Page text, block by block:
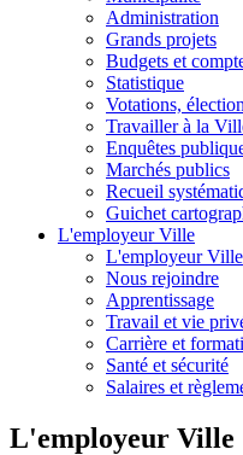
Administration
Grands projets
Budgets et
Statistique
Votations,
Travailler à la
Enquêtes
Marchés publics
Recueil
Guichet
L'employeur Ville
L'employeur Ville
Nous rejoindre
Apprentissage
Travail et vie
Carrière et
Santé et sécurité
Salaires et
L'employeur Ville